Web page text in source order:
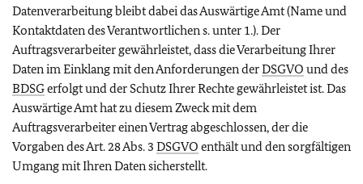
Datenverarbeitung bleibt dabei das Auswärtige Amt (Name und
Kontaktdaten des Verantwortlichen s. unter 1.). Der
Auftragsverarbeiter gewährleistet, dass die Verarbeitung Ihrer
Daten im Einklang mit den Anforderungen derDSGVO und des
BDSGerfolgt und der Schutz Ihrer Rechte gewährleistet ist. Das
Auswärtige Amt hat zu diesem Zweck mit dem
Auftragsverarbeiter einen Vertrag abgeschlossen, der die
Vorgaben des Art. 28 Abs. 3 DSGVO enthält und den sorgfältigen
Umgang mit Ihren Daten sicherstellt.